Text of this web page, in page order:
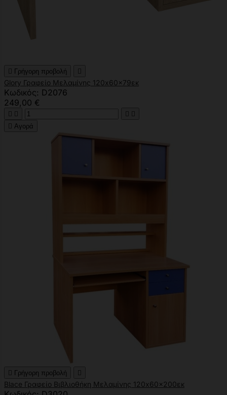
 Γρήγορη προβολή 
Glory Γραφείο Μελαμίνης 120x60x79εκ
Κωδικός: D2076
249,00 €
   
 Αγορά
 Γρήγορη προβολή 
Blace Γραφείο Βιβλιοθήκη Μελαμίνης 120x60x200εκ